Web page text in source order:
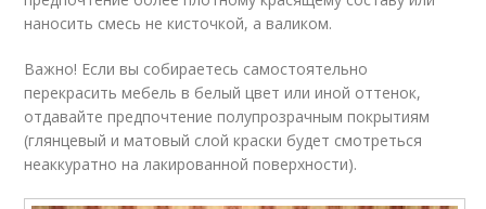
наносить смесь не кисточкой, а валиком.
Важно! Если вы собираетесь самостоятельно
перекрасить мебель в белый цвет или иной оттенок,
отдавайте предпочтение полупрозрачным покрытиям
(глянцевый и матовый слой краски будет смотреться
неаккуратно на лакированной поверхности).